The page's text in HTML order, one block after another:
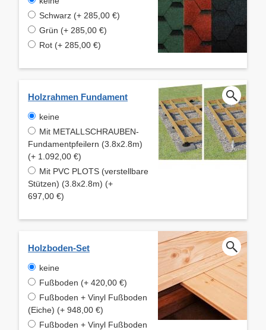
Schwarz (+ 285,00 €)
Grün (+ 285,00 €)
Rot (+ 285,00 €)
Holzrahmen Fundament
keine
Mit METALLSCHRAUBEN-
Fundamentpfeilern (3.8x2.8m)
(+ 1.092,00 €)
Mit PVC PLOTS (verstellbare
Stützen) (3.8x2.8m) (+
697,00 €)
Holzboden-Set
keine
Fußboden (+ 420,00 €)
Fußboden + Vinyl Fußboden
(Eiche) (+ 948,00 €)
Fußboden + Vinyl Fußboden